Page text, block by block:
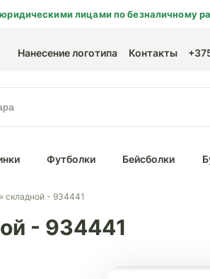
лицами по безналичному
Нанесение логотипа Контакты
Футболки Бейсболки
складной - 934441
- 934441